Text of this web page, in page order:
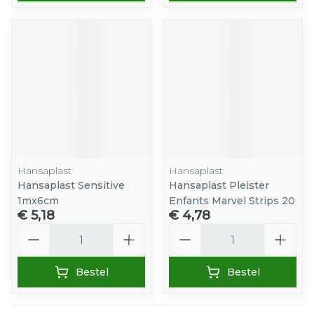
Hansaplast
Hansaplast Sensitive
1mx6cm
€ 5,18
Bestel
Hansaplast
Hansaplast Pleister
Enfants Marvel Strips 20
€ 4,78
Bestel